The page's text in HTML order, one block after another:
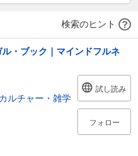
検索のヒント
・ブック｜マインドフルネ
ルチャー・雑学
試し読み
フォロー